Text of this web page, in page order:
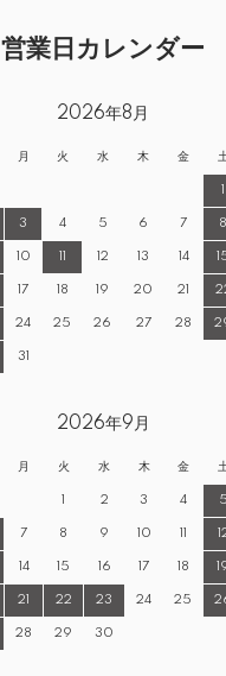
営業日カレンダー
2026年8月
月 火 水 木 金
1
3 4 5 6 7 8
10 11 12 13 14
17 18 19 20 21
24 25 26 27 28
31
2026年9月
月 火 水 木 金
1 2 3 4 5
7 8 9 10 11
14 15 16 17 18
21 22 23 24 25
28 29 30